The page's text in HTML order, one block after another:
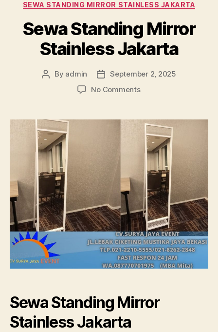
SEWA STANDING MIRROR STAINLESS JAKARTA
Sewa Standing Mirror
Stainless Jakarta
Post
By admin
Post
date
September 2, 2025
No Commentson
Mirror
Stainless
Jakarta
Sewa Standing Mirror
Stainless Jakarta